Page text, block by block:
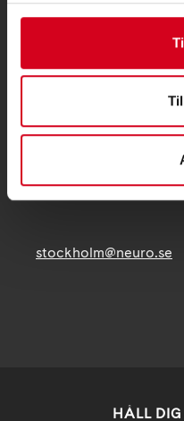
KONTAKT
08 - 720 29
Samma som
stockholm@neuro.se
HÅLL